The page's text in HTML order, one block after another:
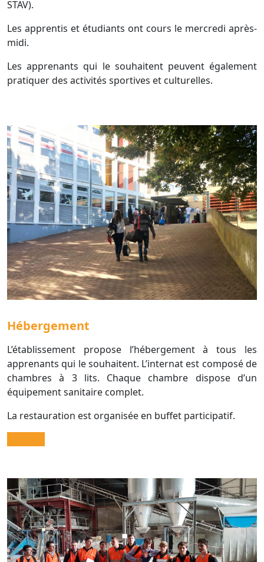
STAV).
Les apprentis et étudiants ont cours le mercredi après-
midi.
Les apprenants qui le souhaitent peuvent également
pratiquer des activités sportives et culturelles.
Hébergement
L’établissement propose l’hébergement à tous les
apprenants qui le souhaitent. L’internat est composé de
chambres à 3 lits. Chaque chambre dispose d’un
équipement sanitaire complet.
La restauration est organisée en buffet participatif.